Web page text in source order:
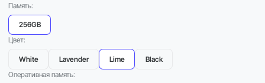
Память:
256GB
Цвет:
White Lavender Lime
Black
Оперативная память: